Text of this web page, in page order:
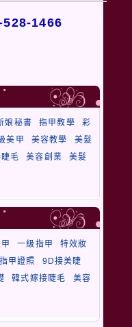
528-1466
娘秘書 指甲教學
彩
美甲 美容教學
美髮
毛 美容創業 美髮
一級指甲
特效妝
甲證照
9D接美睫
韓式嫁接睫毛 美容